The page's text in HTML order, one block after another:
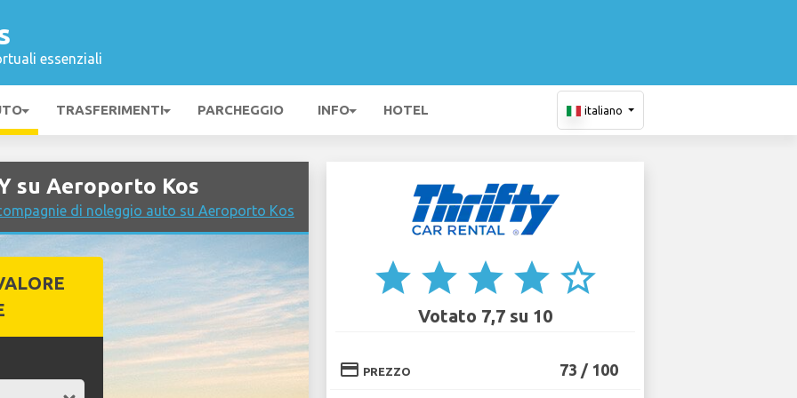
essenziali
TRASFERIMENTI PARCHEGGIO INFO HOTEL italiano
su Aeroporto Kos
di noleggio auto su Aeroporto Kos
star star star star star_border
Votato 7,7 su 10
credit_card PREZZO 73 / 100